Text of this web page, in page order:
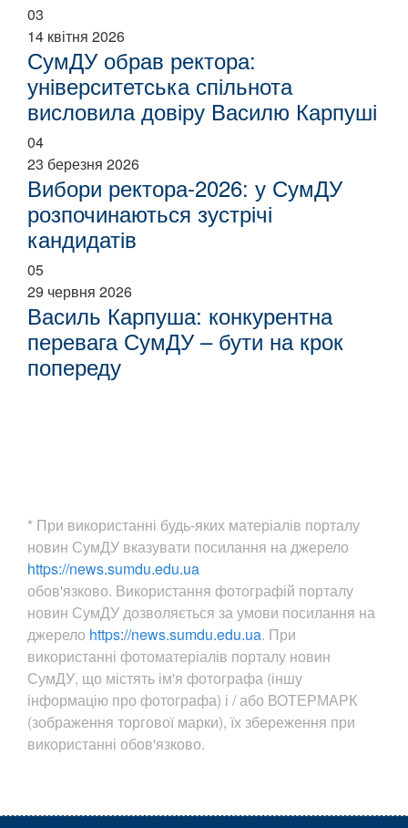
03
14 квітня 2026
СумДУ обрав ректора:
університетська спільнота
висловила довіру Василю Карпуші
04
23 березня 2026
Вибори ректора-2026: у СумДУ
розпочинаються зустрічі
кандидатів
05
29 червня 2026
Василь Карпуша: конкурентна
перевага СумДУ – бути на крок
попереду
* При використанні будь-яких матеріалів порталу
новин СумДУ вказувати посилання на джерело
https://news.sumdu.edu.ua
обов'язково. Використання фотографій порталу
новин СумДУ дозволяється за умови посилання на
джерело https://news.sumdu.edu.ua. При
використанні фотоматеріалів порталу новин
СумДУ, що містять ім'я фотографа (іншу
інформацію про фотографа) і / або ВОТЕРМАРК
(зображення торгової марки), їх збереження при
використанні обов'язково.